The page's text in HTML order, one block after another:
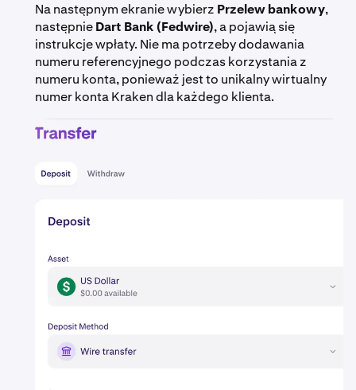
Na następnym ekranie wybierz Przelew bankowy,
następnieDart Bank (Fedwire), a pojawią się
instrukcje wpłaty. Nie ma potrzeby dodawania
numeru referencyjnego podczas korzystania z
numeru konta, ponieważ jest to unikalny wirtualny
numer konta Kraken dla każdego klienta.